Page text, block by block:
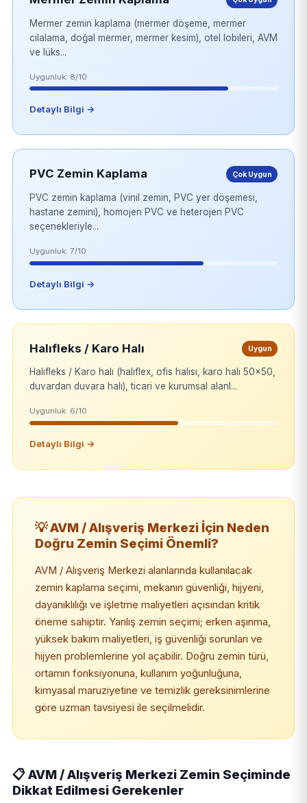
Mermer zemin kaplama (mermer döşeme, mermer
cilalama, doğal mermer, mermer kesim), otel lobileri, AVM
ve lüks...
Uygunluk: 8/10
Detaylı Bilgi →
PVC Zemin Kaplama Çok Uygun
PVC zemin kaplama (vinil zemin, PVC yer döşemesi,
hastane zemini), homojen PVC ve heterojen PVC
seçenekleriyle...
Uygunluk: 7/10
Detaylı Bilgi →
Halıfleks / Karo Halı Uygun
Halıfleks / Karo halı (halıflex, ofis halısı, karo halı 50x50,
duvardan duvara halı), ticari ve kurumsal alanl...
Uygunluk: 6/10
Detaylı Bilgi →
💡 AVM / Alışveriş Merkezi İçin Neden
Doğru Zemin Seçimi Önemli?
AVM / Alışveriş Merkezi alanlarında kullanılacak
zemin kaplama seçimi, mekanın güvenliği, hijyeni,
dayanıklılığı ve işletme maliyetleri açısından kritik
öneme sahiptir. Yanlış zemin seçimi; erken aşınma,
yüksek bakım maliyetleri, iş güvenliği sorunları ve
hijyen problemlerine yol açabilir. Doğru zemin türü,
ortamın fonksiyonuna, kullanım yoğunluğuna,
kimyasal maruziyetine ve temizlik gereksinimlerine
göre uzman tavsiyesi ile seçilmelidir.
📋 AVM / Alışveriş Merkezi Zemin Seçiminde
Dikkat Edilmesi Gerekenler